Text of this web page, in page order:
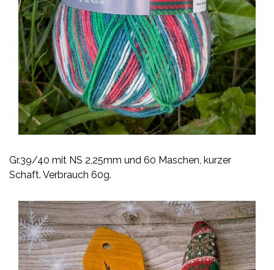
Gr.39/40 mit NS 2,25mm und 60 Maschen, kurzer
Schaft. Verbrauch 60g.